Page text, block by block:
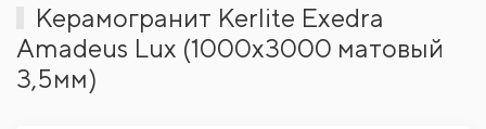
Керамогранит Kerlite Exedra
Amadeus Lux (1000x3000 матовый
3,5мм)